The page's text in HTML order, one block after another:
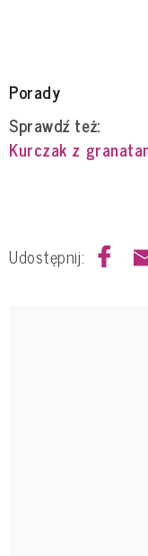
Porady
Sprawdź też:
Kurczak z
Udostępnij: